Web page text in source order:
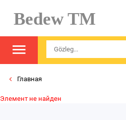
Bedew TM
Главная
Элемент не найден